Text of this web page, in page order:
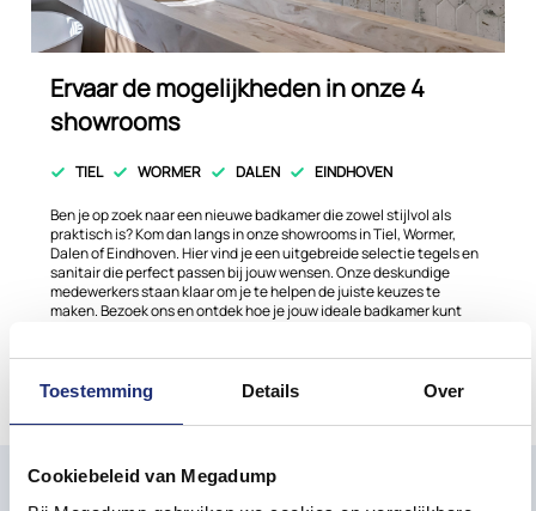
Toestemming Details Over
Cookiebeleid van Megadump
Ervaar de mogelijkheden in onze 4
showrooms
TIEL WORMER DALEN EINDHOVEN
Ben je op zoek naar een nieuwe badkamer die zowel stijlvol als
praktisch is? Kom dan langs in onze showrooms in Tiel, Wormer,
Dalen of Eindhoven. Hier vind je een uitgebreide selectie tegels en
sanitair die perfect passen bij jouw wensen. Onze deskundige
medewerkers staan klaar om je te helpen de juiste keuzes te
maken. Bezoek ons en ontdek hoe je jouw ideale badkamer kunt
Plan nu een afspaak Meer info
Mis onze laatste ontwikkelingen en aanbiedingen